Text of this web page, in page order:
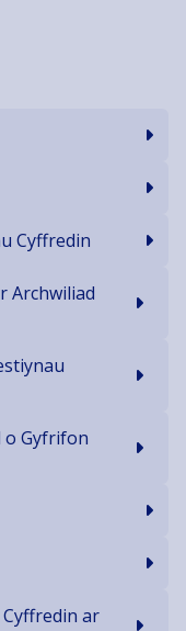
Cyffredin
Archwiliad
o Gyfrifon
ar